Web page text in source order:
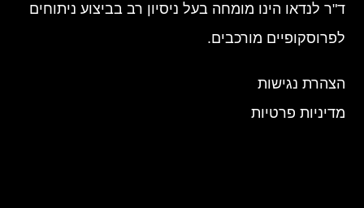
ד"ר לנדאו הינו מומחה בעל ניסיון רב בביצוע ניתוחים
לפרוסקופיים מורכבים.
הצהרת נגישות
מדיניות פרטיות